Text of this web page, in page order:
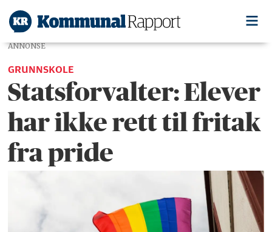
ANNONSE
GRUNNSKOLE
Statsforvalter: Elever
har ikke rett til fritak
fra pride